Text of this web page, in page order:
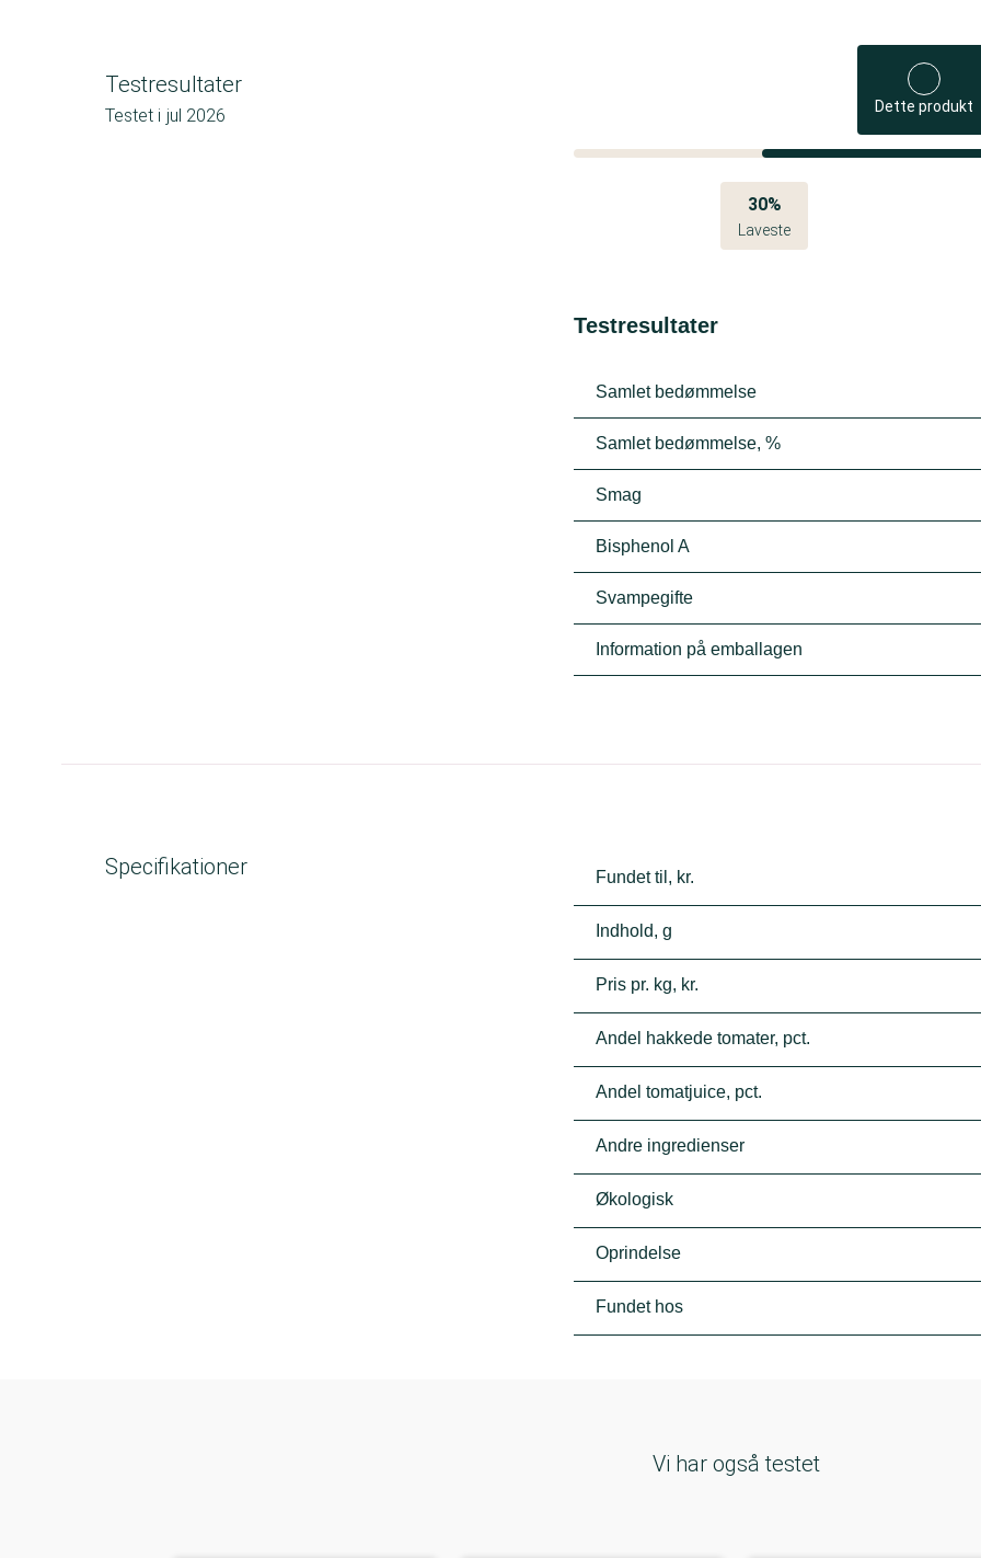
Testresultater
Testet i jul 2026 Dette produkt
30%
Laveste
Testresultater
Samlet bedømmelse
Samlet bedømmelse, %
Smag
Bisphenol A
Svampegifte
Information på emballagen
Specifikationer Fundet til, kr.
Indhold, g
Pris pr. kg, kr.
Andel hakkede tomater, pct.
Andel tomatjuice, pct.
Andre ingredienser
Økologisk
Oprindelse
Fundet hos
Vi har også testet